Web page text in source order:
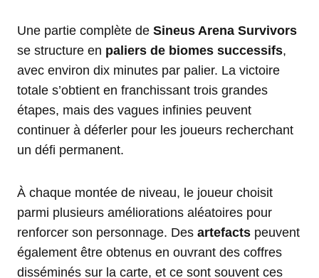
Une partie complète de Sineus Arena Survivors
se structure en paliers de biomes successifs,
avec environ dix minutes par palier. La victoire
totale s’obtient en franchissant trois grandes
étapes, mais des vagues infinies peuvent
continuer à déferler pour les joueurs recherchant
un défi permanent.
À chaque montée de niveau, le joueur choisit
parmi plusieurs améliorations aléatoires pour
renforcer son personnage. Des artefacts peuvent
également être obtenus en ouvrant des coffres
disséminés sur la carte, et ce sont souvent ces